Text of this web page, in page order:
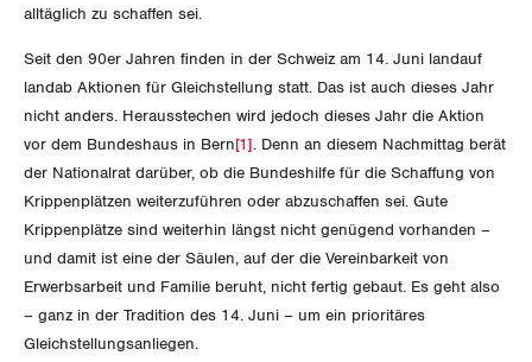
Schweiz
GEWERKSCHAFTSMITGLIED WERDEN
LOHNRECHNER
WEITERBILDUNG
NEWSLETTER
BROSCHÜREN/BÜCHER
Bestellformular
WIR ÜBER UNS
Vorstand
Präsidialausschuss
ZENTRALSEKRETARIAT
Medien
Artikel
Medienmitteilungen
Blog
Blog Daniel Lampart
alltäglich zu schaffen sei.
Seit den 90er Jahren finden in der Schweiz am 14. Juni landauf
landab Aktionen für Gleichstellung statt. Das ist auch dieses Jahr
nicht anders. Herausstechen wird jedoch dieses Jahr die Aktion
vor dem Bundeshaus in Bern[1]. Denn an diesem Nachmittag berät
der Nationalrat darüber, ob die Bundeshilfe für die Schaffung von
Krippenplätzen weiterzuführen oder abzuschaffen sei. Gute
Krippenplätze sind weiterhin längst nicht genügend vorhanden –
und damit ist eine der Säulen, auf der die Vereinbarkeit von
Erwerbsarbeit und Familie beruht, nicht fertig gebaut. Es geht also
– ganz in der Tradition des 14. Juni – um ein prioritäres
Gleichstellungsanliegen.